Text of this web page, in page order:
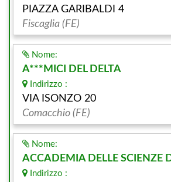
PIAZZA GARIBALDI 4
Fiscaglia (FE)
Nome:
A***MICI DEL DELTA
Indirizzo :
VIA ISONZO 20
Comacchio (FE)
Nome:
ACCADEMIA DELLE SCIENZE
Indirizzo :